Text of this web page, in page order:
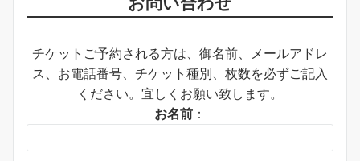
チケットご予約される方は、御名前、メールアドレ
ス、お電話番号、チケット種別、枚数を必ずご記入
ください。宜しくお願い致します。
お名前 ：